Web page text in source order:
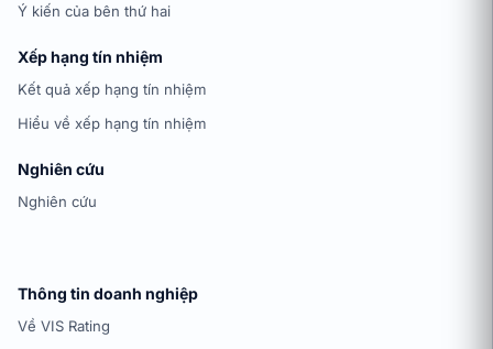
Ý kiến của bên thứ hai
Xếp hạng tín nhiệm
Kết quả xếp hạng tín nhiệm
Hiểu về xếp hạng tín nhiệm
Nghiên cứu
Nghiên cứu
Thông tin doanh nghiệp
Về VIS Rating